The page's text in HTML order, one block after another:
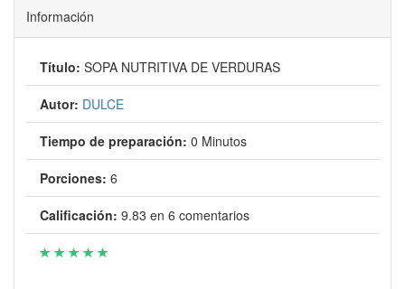
Información
Título: SOPA NUTRITIVA DE VERDURAS
Autor: DULCE
Tiempo de preparación: 0 Minutos
Porciones: 6
Calificación: 9.83 en 6 comentarios